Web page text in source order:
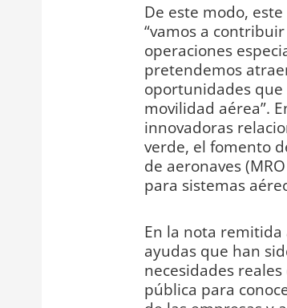
De este modo,
“vamos a
operaciones
pretendemos
oportunidades
movilidad aérea”.
innovadoras
verde, el fomento
de aeronaves
para sistemas
En la nota remitida
ayudas que han
necesidades
pública para